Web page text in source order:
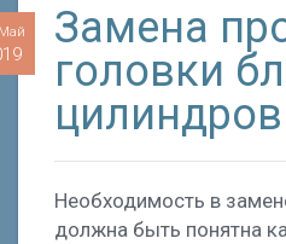
Замена
головки
цилиндров
Необходимость в
должна быть понятна